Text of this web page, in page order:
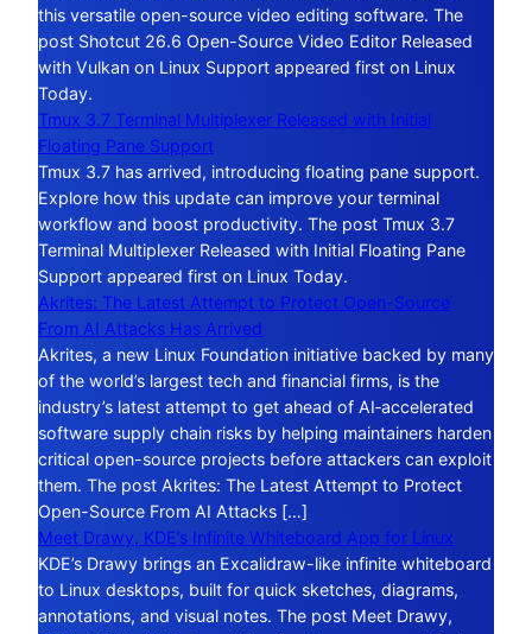
this versatile open-source video editing software. The
post Shotcut 26.6 Open-Source Video Editor Released
with Vulkan on Linux Support appeared first on Linux
Today.
Tmux 3.7 Terminal Multiplexer Released with Initial
Floating Pane Support
Tmux 3.7 has arrived, introducing floating pane support.
Explore how this update can improve your terminal
workflow and boost productivity. The post Tmux 3.7
Terminal Multiplexer Released with Initial Floating Pane
Support appeared first on Linux Today.
Akrites: The Latest Attempt to Protect Open-Source
From AI Attacks Has Arrived
Akrites, a new Linux Foundation initiative backed by many
of the world’s largest tech and financial firms, is the
industry’s latest attempt to get ahead of AI‑accelerated
software supply chain risks by helping maintainers harden
critical open-source projects before attackers can exploit
them. The post Akrites: The Latest Attempt to Protect
Open-Source From AI Attacks […]
Meet Drawy, KDE’s Infinite Whiteboard App for Linux
KDE’s Drawy brings an Excalidraw-like infinite whiteboard
to Linux desktops, built for quick sketches, diagrams,
annotations, and visual notes. The post Meet Drawy,